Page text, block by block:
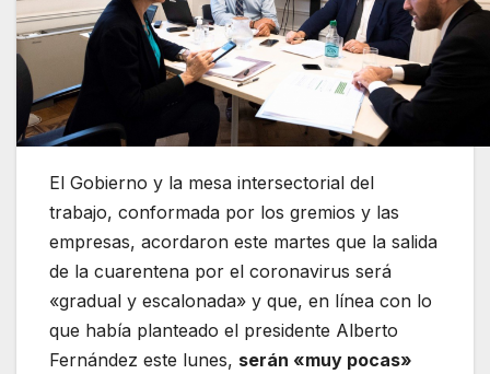
El Gobierno y la mesa intersectorial del
trabajo, conformada por los gremios y las
empresas, acordaron este martes que la salida
de la cuarentena por el coronavirus será
«gradual y escalonada» y que, en línea con lo
que había planteado el presidente Alberto
Fernández​ este lunes, serán «muy pocas»